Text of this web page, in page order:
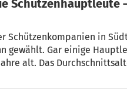
Schützenkompanien in
noch recht jung –
alt. Das Durchschnittsalter der
41 Jahre beläuft.